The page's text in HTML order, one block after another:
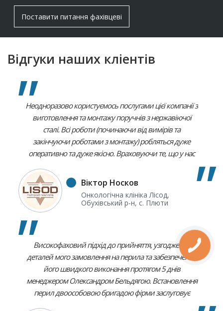
Поставити питання фахівцеві
Відгуки наших кліентів
Неодноразово користуємось послугами цієї компанії з
виготовлення та монтажу поручнів з нержавіючої
сталі. Всі роботи (починаючи від вимірів та
закінчуючи роботами з монтажу) робляться дуже
оперативно та дуже якісно. Враховуючи те, що у нас
іміджевого стану та цими поруччями користуються
окрім співробітників і пацієнти, всі ці перила, що
встановлюються і на вулиці і всередині будівель,
дуже органічно вписуються в наш імідж і всі пацієнти
Віктор Носков
Онкологічна клініка Лісод,
Обухівський р-н, с. Плюти
Високофаховий підхід до прийняття, узгодження
деталей мого замовлення на перила та забезпечення
його швидкого виконання протягом 5 днів
менеджером Олександром Бельдягою. Встановлення
перил двоособовою бригадою фірми заслуговує